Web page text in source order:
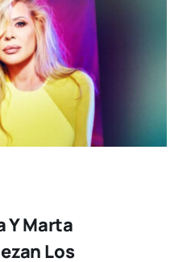
Y Marta
Los